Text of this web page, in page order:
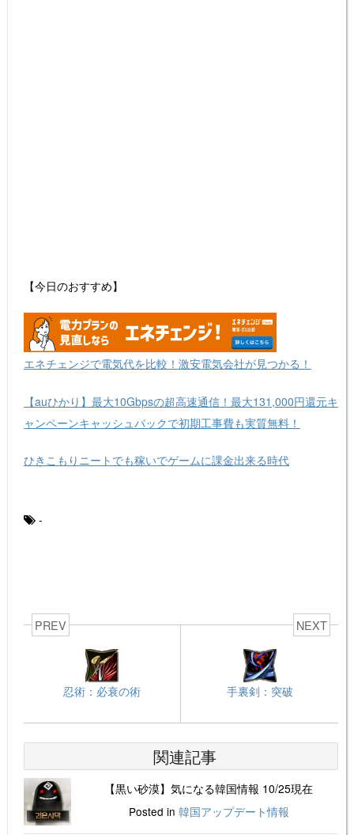
【今日のおすすめ】
エネチェンジで電気代を比較！激安電気会社が見つかる！
【auひかり】最大10Gbpsの超高速通信！最大131,000円還元キ
ャンペーンキャッシュバックで初期工事費も実質無料！
ひきこもりニートでも稼いでゲームに課金出来る時代
-
PREV
忍術：必衰の術
NEXT
手裏剣：突破
関連記事
【黒い砂漠】気になる韓国情報 10/25現在
Posted in 韓国アップデート情報